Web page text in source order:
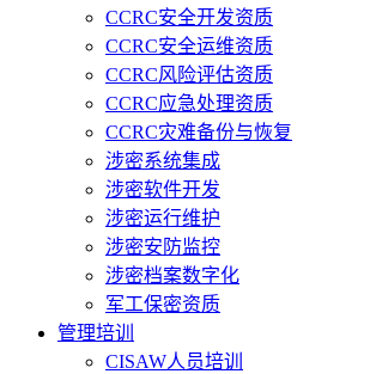
CCRC安全开发资质
CCRC安全运维资质
CCRC风险评估资质
CCRC应急处理资质
CCRC灾难备份与恢复
涉密系统集成
涉密软件开发
涉密运行维护
涉密安防监控
涉密档案数字化
军工保密资质
管理培训
CISAW人员培训